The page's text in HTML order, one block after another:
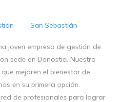
- San Sebastián
joven empresa de gestión de
sede en Donostia. Nuestra
mejoren el bienestar de
en su primera opción.
de profesionales para lograr